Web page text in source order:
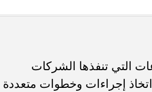
التي تنفذها الشركات
إجراءات وخطوات متعددة